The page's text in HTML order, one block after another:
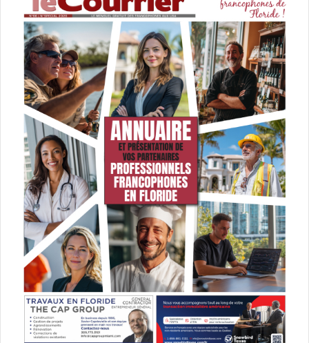
début novembre (date à venir) et qui propose des
dégustations de cuisine italienne, des expositions et de
la musique.
www.feastoflittleitaly.com
Camelot Days
Cet événementvous ramène au moyen âge! situé à
proximité de la I-95 et de Sheridan à Hollywood (Floride),
Camelot Days vous permet de revivre la magie du passé à
travers des
dégustations gastronomiques, des tournois,